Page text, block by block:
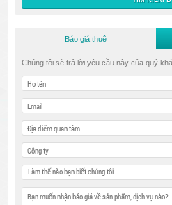
Báo giá thuê
Chúng tôi sẽ trả lời yêu cầu này của quý
Làm thế nào bạn biết chúng tôi